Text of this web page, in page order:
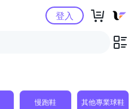
Yahoo購物中心登入
慢跑鞋 其他專業球鞋